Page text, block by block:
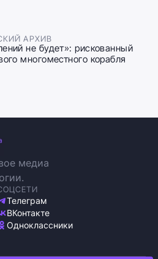
АРХИВ
не будет»: рискованный
многоместного корабля
медиа
Телеграм
ВКонтакте
Одноклассники